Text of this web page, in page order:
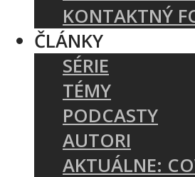
KONTAKTNÝ
ČLÁNKY
SÉRIE
TÉMY
PODCASTY
AUTORI
AKTUÁLNE: